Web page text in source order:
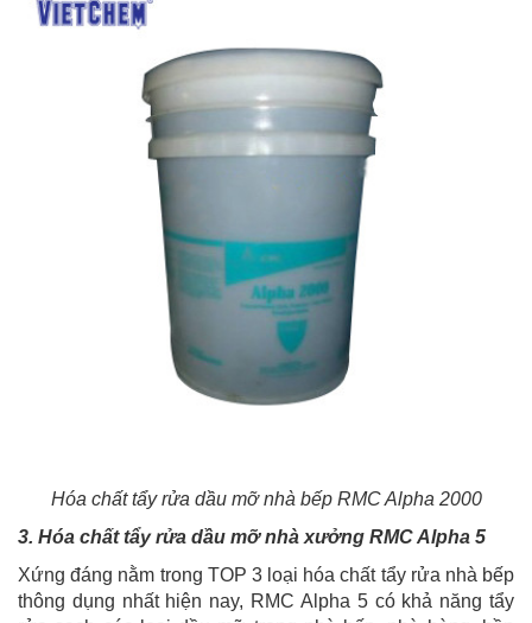
Hóa chất tẩy rửa dầu mỡ nhà bếp RMC Alpha 2000
3. Hóa chất tẩy rửa dầu mỡ nhà xưởng RMC Alpha 5
Xứng đáng nằm trong TOP 3 loại hóa chất tẩy rửa nhà bếp
thông dụng nhất hiện nay, RMC Alpha 5 có khả năng tẩy